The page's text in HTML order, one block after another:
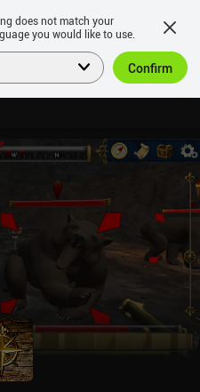
does not match your
you would like to use.
Confirm